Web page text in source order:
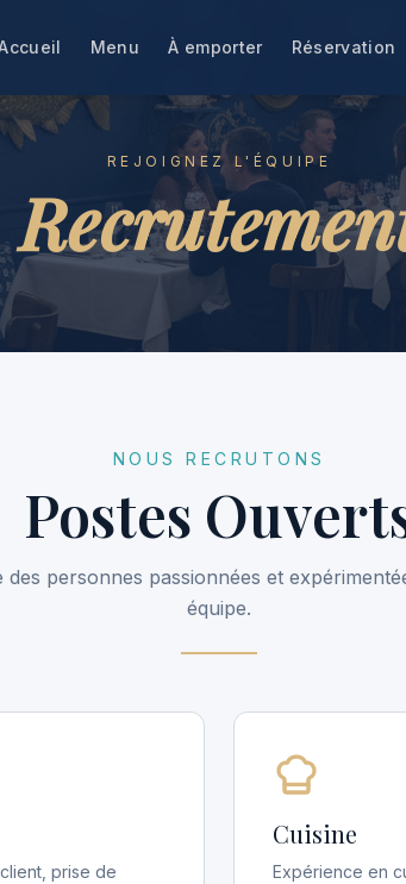
Menu À emporter Réservation
REJOIGNEZ L'ÉQUIPE
NOUS RECRUTONS
Postes
des personnes passionnées et
équipe.
prise de
Cuisine
Expérience en